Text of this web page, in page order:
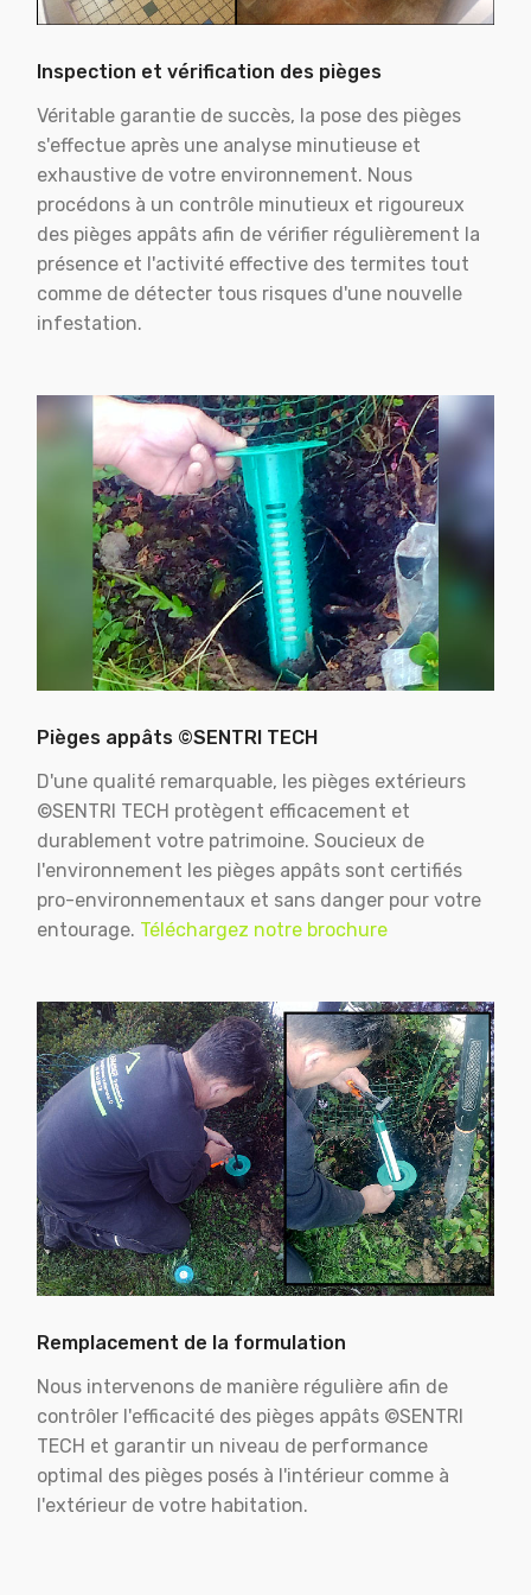
Inspection et vérification des pièges
Véritable garantie de succès, la pose des pièges
s'effectue après une analyse minutieuse et
exhaustive de votre environnement. Nous
procédons à un contrôle minutieux et rigoureux
des pièges appâts afin de vérifier régulièrement la
présence et l'activité effective des termites tout
comme de détecter tous risques d'une nouvelle
infestation.
Pièges appâts ©SENTRI TECH
D'une qualité remarquable, les pièges extérieurs
©SENTRI TECH protègent efficacement et
durablement votre patrimoine. Soucieux de
l'environnement les pièges appâts sont certifiés
pro-environnementaux et sans danger pour votre
entourage. Téléchargez notre brochure
Remplacement de la formulation
Nous intervenons de manière régulière afin de
contrôler l'efficacité des pièges appâts ©SENTRI
TECH et garantir un niveau de performance
optimal des pièges posés à l'intérieur comme à
l'extérieur de votre habitation.